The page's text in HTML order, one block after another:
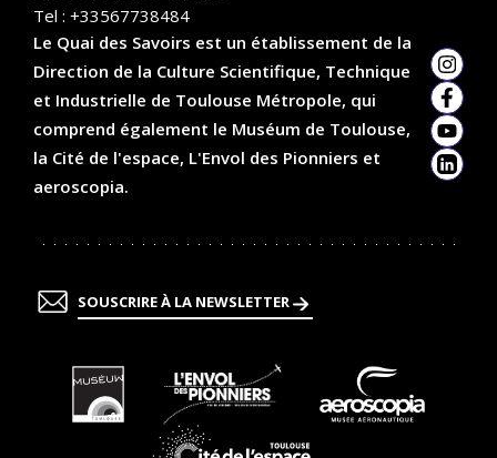
Tel : +33567738484
Le Quai des Savoirs est un établissement de la
Direction de la Culture Scientifique, Technique
et Industrielle de Toulouse Métropole, qui
comprend également le Muséum de Toulouse,
la Cité de l'espace, L'Envol des Pionniers et
aeroscopia.
SOUSCRIRE À LA NEWSLETTER
En